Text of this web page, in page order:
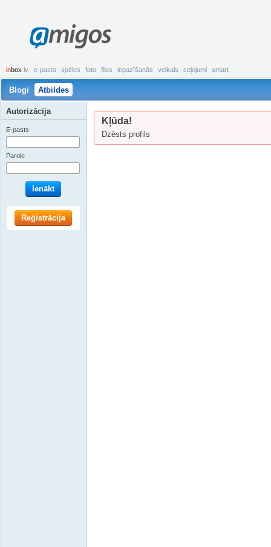
amigos
inbox .lv e-pasts spēles foto files iepazīšanās veikals ceļojumi smart
Blogi Atbildes
Kļūda!
Dzēsts profils
Autorizācija
E-pasts
Parole
Ienākt
Reģistrācija